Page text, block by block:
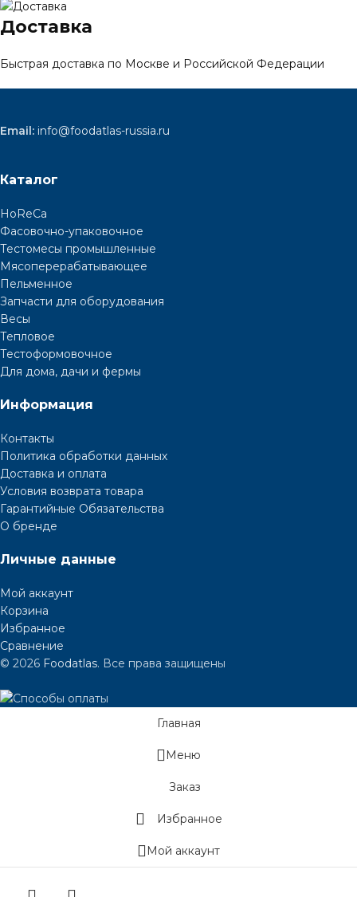
Доставка
Быстрая доставка по Москве и Российской Федерации
Email: info@foodatlas-russia.ru
Каталог
HoReCa
Фасовочно-упаковочное
Тестомесы промышленные
Мясоперерабатывающее
Пельменное
Запчасти для оборудования
Весы
Тепловое
Тестоформовочное
Для дома, дачи и фермы
Информация
Контакты
Политика обработки данных
Доставка и оплата
Условия возврата товара
Гарантийные Обязательства
О бренде
Личные данные
Мой аккаунт
Корзина
Избранное
Сравнение
© 2026 Foodatlas. Все права защищены
Главная
Меню
Заказ
Избранное
Мой аккаунт